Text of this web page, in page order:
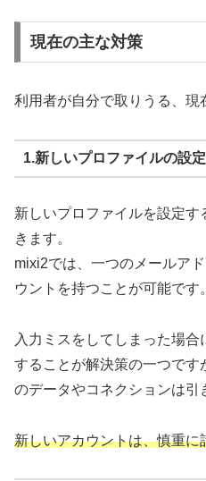
現在の主な対策
利用者が自分で取りうる、現
1.新しいプロファイルの設定
新しいプロファイルを設定
きます。
mixi2では、一つのメールア
ウントを持つことが可能です。
入力ミスをしてしまった場
することが解決策の一つです
のデータやコネクションは引
新しいアカウントは、慎重に